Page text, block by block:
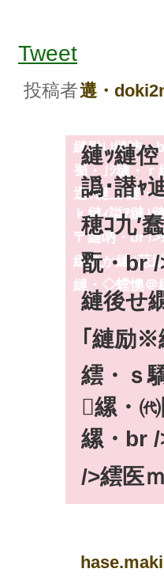
壽悄逧・↓讀
翫∪縺励◆縲
蟄舌・莠碁ｭ
縺励∪縺吶
蜀・｣ｼ縺・
逕ｻ蜒上′縺
ｋ縺ｨ謚ｱ縺｣
〒縺吶・br /
縺玖か縺ｫ荵
縺・◇螳懊＠
Tweet
投稿者遘・
縺ｯ縺
譌･譛ｬ
穂ｺ九′
翫・br
縺後せ
｢縺励※
繧・ｓ
縲・
縲・br /
/>繧医